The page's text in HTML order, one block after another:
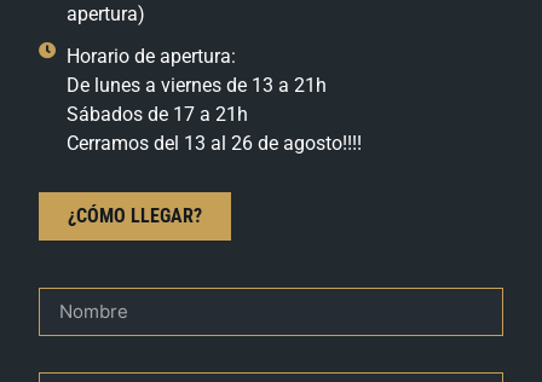
apertura)
Horario de apertura:
De lunes a viernes de 13 a 21h
Sábados de 17 a 21h
Cerramos del 13 al 26 de agosto!!!!
¿CÓMO LLEGAR?